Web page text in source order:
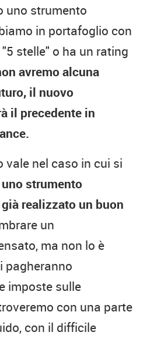
uno strumento
in portafoglio con
stelle" o ha un rating
avremo alcuna
il nuovo
il precedente in
vale nel caso in cui si
strumento
realizzato un buon
un
ma non lo è
pagheranno
imposte sulle
con una parte
con il difficile